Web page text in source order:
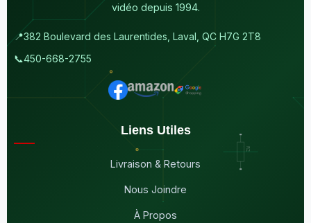
vidéo depuis 1994.
📍382 Boulevard des Laurentides, Laval, QC H7G 2T8
📞450-668-2755
Liens Utiles
Livraison & Retours
Nous Joindre
À Propos